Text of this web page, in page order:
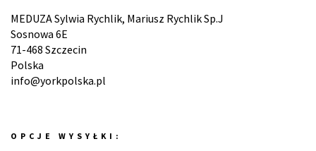
MEDUZA Sylwia Rychlik, Mariusz Rychlik Sp.J
Sosnowa 6E
71-468 Szczecin
Polska
info@yorkpolska.pl
OPCJE WYSYŁKI: